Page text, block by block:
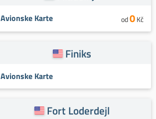
Avionske Karte od0Kč
Finiks
Avionske Karte
Fort Loderdejl